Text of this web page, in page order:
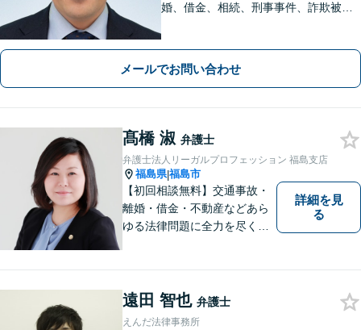
婚、借金、相続、刑事事件、詐欺被
寧にサポートいたします【地元・福島
市出身の弁護士】
メールでお問い合わせ
髙橋 淑 弁護士
弁護士法人リーガルプロフェッション 福島支店
福島県|福島市
【初回相談無料】交通事故・
離婚・借金・不動産などあら
ゆる法律問題に全力を尽くし
と思わず、お困りの方は是非
ご相談ください。
詳細を見
る
遠田 智也 弁護士
えんだ法律事務所